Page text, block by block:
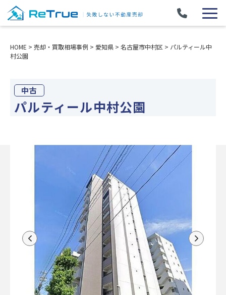
HOME > 売却・買取相場事例 > 愛知県 > 名古屋市中村区 > パルティール中
村公園
中古
パルティール中村公園